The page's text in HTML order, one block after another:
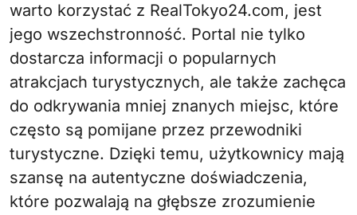
warto korzystać z RealTokyo24.com, jest
jego wszechstronność. Portal nie tylko
dostarcza informacji o popularnych
atrakcjach turystycznych, ale także zachęca
do odkrywania mniej znanych miejsc, które
często są pomijane przez przewodniki
turystyczne. Dzięki temu, użytkownicy mają
szansę na autentyczne doświadczenia,
które pozwalają na głębsze zrozumienie